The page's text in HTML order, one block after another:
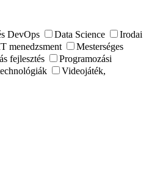
DevOps Data Science
Irodai
menedzsment
Mesterséges
fejlesztés
Programozási
Videojáték,